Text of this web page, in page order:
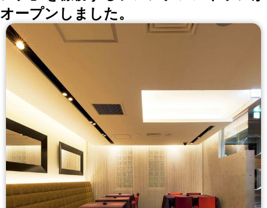
オープンしました。